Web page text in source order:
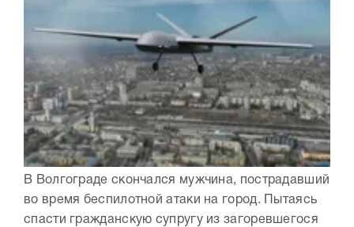
В Волгограде скончался мужчина, пострадавший
во время беспилотной атаки на город. Пытаясь
спасти гражданскую супругу из загоревшегося